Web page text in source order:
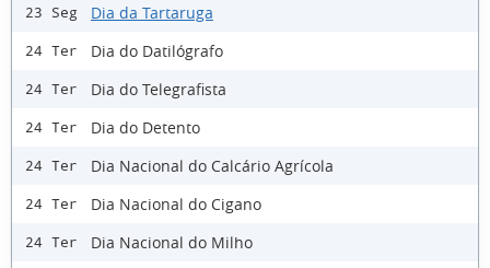
23 Seg Dia da Tartaruga
24 Ter Dia do Datilógrafo
24 Ter Dia do Telegrafista
24 Ter Dia do Detento
24 Ter Dia Nacional do Calcário Agrícola
24 Ter Dia Nacional do Cigano
24 Ter Dia Nacional do Milho